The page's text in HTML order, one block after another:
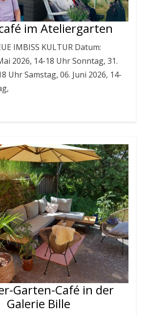
im Ateliergarten
IMBISS KULTUR Datum:
2026, 14-18 Uhr Sonntag, 31.
Uhr Samstag, 06. Juni 2026, 14-
Garten-Café in der
Galerie Bille